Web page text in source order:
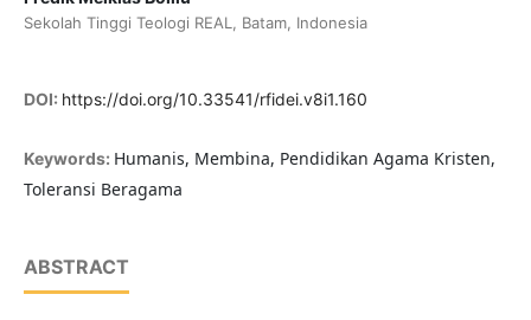
Sekolah Tinggi Teologi REAL, Batam, Indonesia
DOI: https://doi.org/10.33541/rfidei.v8i1.160
Keywords: Humanis, Membina, Pendidikan Agama Kristen,
Toleransi Beragama
ABSTRACT